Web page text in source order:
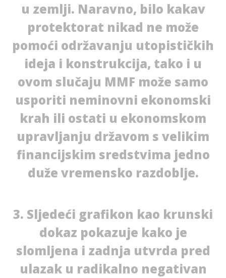
u zemlji. Naravno, bilo kakav
protektorat nikad ne može
pomoći održavanju utopističkih
ideja i konstrukcija, tako i u
ovom slučaju MMF može samo
usporiti neminovni ekonomski
krah ili ostati u ekonomskom
upravljanju državom s velikim
financijskim sredstvima jedno
duže vremensko razdoblje.
3. Sljedeći grafikon kao krunski
dokaz pokazuje kako je
slomljena i zadnja utvrda pred
ulazak u radikalno negativan